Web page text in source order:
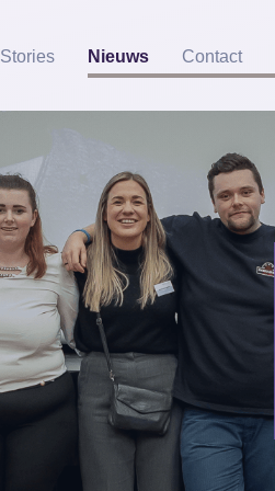
Stories Nieuws Contact